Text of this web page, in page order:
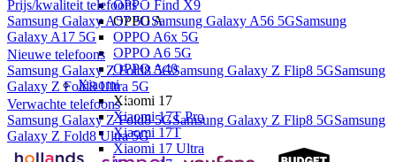
OPPO Find X9
OPPO A
OPPO A6x 5G
OPPO A6 5G
OPPO A40
Xiaomi
Xiaomi 17
Xiaomi 17T Pro
Xiaomi 17T
Xiaomi 17 Ultra
Prijs/kwaliteit telefoons
Samsung Galaxy A57 5GSamsung Galaxy A56 5GSamsung
Galaxy A17 5G
Nieuwe telefoons
Samsung Galaxy Z Fold8 5GSamsung Galaxy Z Flip8 5GSamsung
Galaxy Z Fold8 Ultra 5G
Verwachte telefoons
Samsung Galaxy Z Fold8 5GSamsung Galaxy Z Flip8 5GSamsung
Galaxy Z Fold8 Ultra 5G